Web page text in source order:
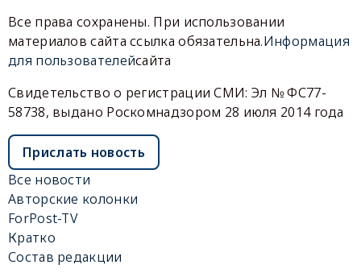
Все права сохранены. При использовании
материалов сайта ссылка обязательна.Информация
для пользователейсайта
Свидетельство о регистрации СМИ: Эл № ФС77-
58738, выдано Роскомнадзором 28 июля 2014 года
Прислать новость
Все новости
Авторские колонки
ForPost-TV
Кратко
Состав редакции